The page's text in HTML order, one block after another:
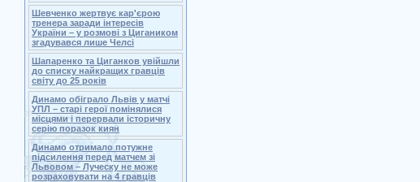
Шевченко жертвує кар'єрою
тренера заради інтересів
України – у розмові з Цигаником
згадувався лише Челсі
Шапаренко та Циганков увійшли
до списку найкращих гравців
світу до 25 років
Динамо обіграло Львів у матчі
УПЛ – старі герої помінялися
місцями і перервали історичну
серію поразок киян
Динамо отримало потужне
підсилення перед матчем зі
Львовом – Луческу не може
розраховувати на 4 гравців